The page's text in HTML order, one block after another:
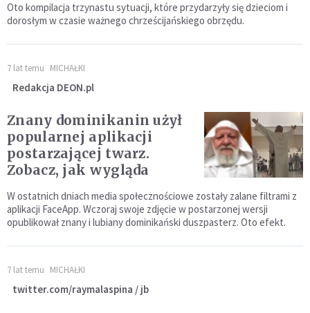
Oto kompilacja trzynastu sytuacji, które przydarzyły się dzieciom i
dorosłym w czasie ważnego chrześcijańskiego obrzędu.
7 lat temu MICHAŁKI
Redakcja DEON.pl
Znany dominikanin użył
popularnej aplikacji
postarzającej twarz.
Zobacz, jak wygląda
W ostatnich dniach media społecznościowe zostały zalane filtrami z
aplikacji FaceApp. Wczoraj swoje zdjęcie w postarzonej wersji
opublikował znany i lubiany dominikański duszpasterz. Oto efekt.
7 lat temu MICHAŁKI
twitter.com/raymalaspina / jb